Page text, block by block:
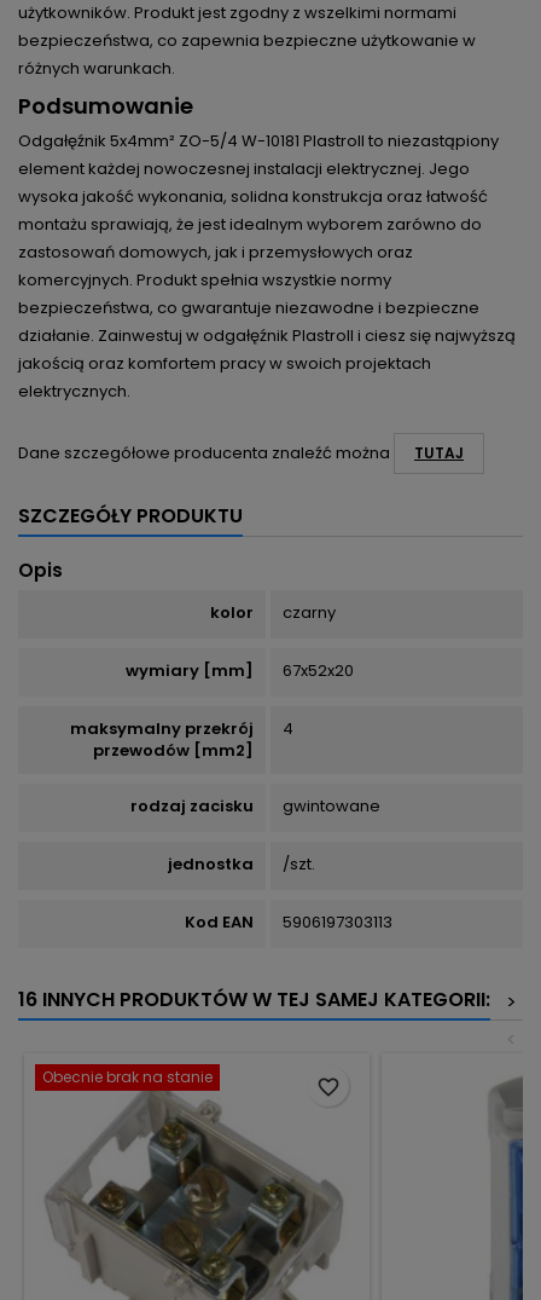
użytkowników. Produkt jest zgodny z wszelkimi normami
bezpieczeństwa, co zapewnia bezpieczne użytkowanie w
różnych warunkach.
Podsumowanie
Odgałęźnik 5x4mm² ZO-5/4 W-10181 Plastroll to niezastąpiony
element każdej nowoczesnej instalacji elektrycznej. Jego
wysoka jakość wykonania, solidna konstrukcja oraz łatwość
montażu sprawiają, że jest idealnym wyborem zarówno do
zastosowań domowych, jak i przemysłowych oraz
komercyjnych. Produkt spełnia wszystkie normy
bezpieczeństwa, co gwarantuje niezawodne i bezpieczne
działanie. Zainwestuj w odgałęźnik Plastroll i ciesz się najwyższą
jakością oraz komfortem pracy w swoich projektach
elektrycznych.
Dane szczegółowe producenta znaleźć można TUTAJ
SZCZEGÓŁY PRODUKTU
Opis
kolor czarny
wymiary [mm] 67x52x20
maksymalny przekrój
przewodów [mm2]
4
rodzaj zacisku gwintowane
jednostka /szt.
Kod EAN 5906197303113
16 INNYCH PRODUKTÓW W TEJ SAMEJ KATEGORII:
>
<
Obecnie brak na stanie favorite_border